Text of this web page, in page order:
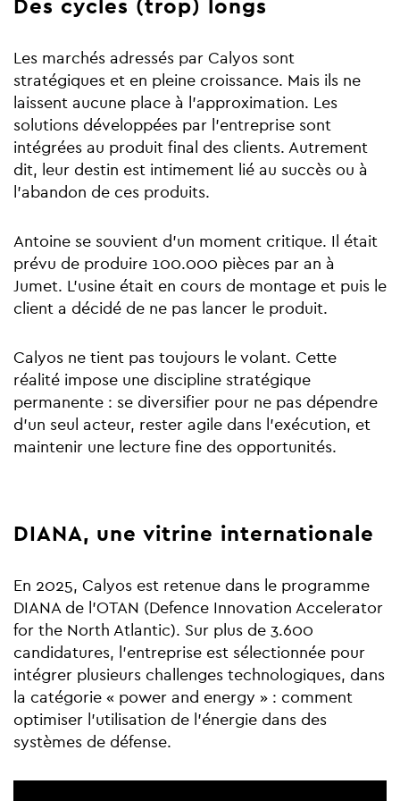
Des cycles (trop) longs
Les marchés adressés par Calyos sont
stratégiques et en pleine croissance. Mais ils ne
laissent aucune place à l’approximation. Les
solutions développées par l’entreprise sont
intégrées au produit final des clients. Autrement
dit, leur destin est intimement lié au succès ou à
l’abandon de ces produits.
Antoine se souvient d’un moment critique. Il était
prévu de produire 100.000 pièces par an à
Jumet. L’usine était en cours de montage et puis le
client a décidé de ne pas lancer le produit.
Calyos ne tient pas toujours le volant. Cette
réalité impose une discipline stratégique
permanente : se diversifier pour ne pas dépendre
d’un seul acteur, rester agile dans l’exécution, et
maintenir une lecture fine des opportunités.
DIANA, une vitrine internationale
En 2025, Calyos est retenue dans le programme
DIANA de l’OTAN (Defence Innovation Accelerator
for the North Atlantic). Sur plus de 3.600
candidatures, l’entreprise est sélectionnée pour
intégrer plusieurs challenges technologiques, dans
la catégorie « power and energy » : comment
optimiser l’utilisation de l’énergie dans des
systèmes de défense.